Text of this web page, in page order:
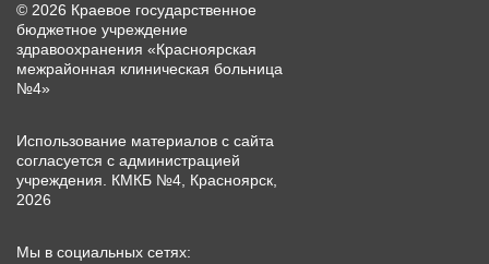
© 2026 Краевое государственное
бюджетное учреждение
здравоохранения «Красноярская
межрайонная клиническая больница
№4»
Использование материалов с сайта
согласуется с администрацией
учреждения. КМКБ №4, Красноярск,
2026
Мы в социальных сетях: